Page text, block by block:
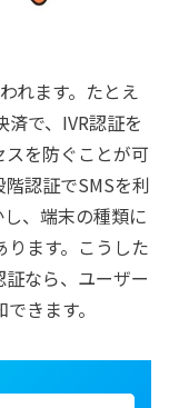
れます。たとえ
で、IVR認証を
を防ぐことが可
認証でSMSを利
、端末の種類に
ります。こうした
なら、ユーザー
きます。